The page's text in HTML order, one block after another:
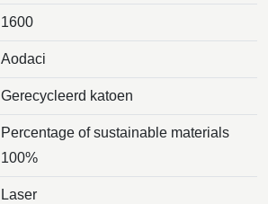
1600
Aodaci
Gerecycleerd katoen
Percentage of sustainable materials
100%
Laser